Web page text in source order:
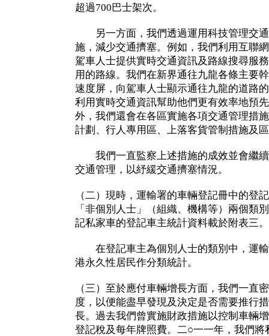
超過700巴士架次。
另一方面，我們透過運用科技管理交通
施，減少交通擠塞。例如，我們利用互聯
駕車人士提供實時交通資訊及路線搜尋服
用的路線。我們在新界通往九龍各條主要
速度屏，向駕車人士顯示通往九龍的道路
利用實時交通資訊幫助他們更有效率地預
外，我們還會在各區實施各項交通管理措
計劃、行人專用區、上落客貨管制措施及
我們一直監察上述措施的成效並會繼續
交通管理，以紓緩交通擠塞情況。
（二）現時，運輸署的車輛登記冊中的登
「非個別人士」（組織、機構等）兩個類
記私家車的登記車主統計資料載於附表三。
在登記車主為個別人士的類別中，運輸
港永久性居民作分類統計。
（三）至於應付車輛增長方面，我們一直
度，以便能盡早發現及決定是否需要推行
長。過去我們曾實施財政措施以控制車輛
登記稅及每年牌照費。二○一一年，我們